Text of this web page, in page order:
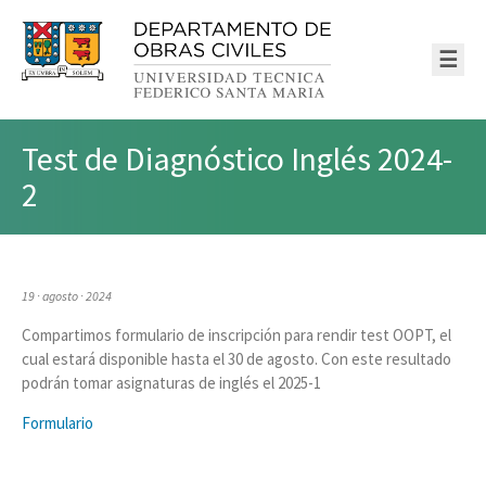
☰
Test de Diagnóstico Inglés 2024-
2
19 · agosto · 2024
Compartimos formulario de inscripción para rendir test OOPT, el
cual estará disponible hasta el 30 de agosto. Con este resultado
podrán tomar asignaturas de inglés el 2025-1
Formulario